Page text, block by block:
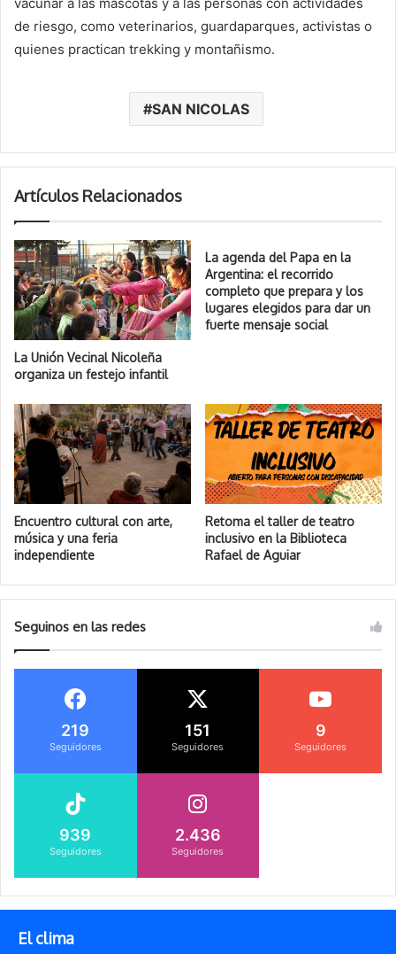
de riesgo, como veterinarios, guardaparques, activistas o
quienes practican trekking y montañismo.
SAN NICOLAS
Artículos Relacionados
La Unión Vecinal Nicoleña
organiza un festejo infantil
La agenda del Papa en la
Argentina: el recorrido
completo que prepara y los
lugares elegidos para dar un
fuerte mensaje social
Encuentro cultural con arte,
música y una feria
independiente
Retoma el taller de teatro
inclusivo en la Biblioteca
Rafael de Aguiar
Seguinos en las redes
219
Seguidores
151
Seguidores
9
Seguidores
939
Seguidores
2.436
Seguidores
El clima